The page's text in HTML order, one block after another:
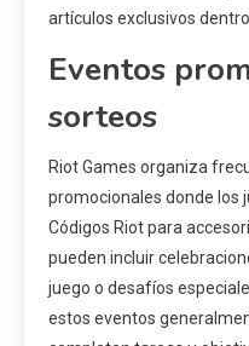
artículos exclusivos dentro
Eventos
sorteos
Riot Games organiza
promocionales donde los
Códigos Riot para
pueden incluir
juego o desafíos
estos eventos